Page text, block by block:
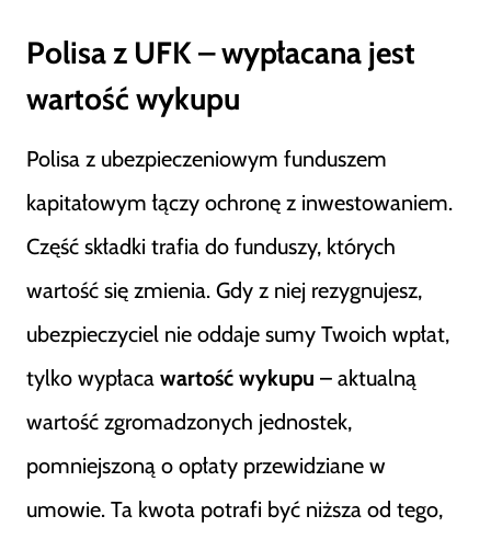
Polisa z UFK – wypłacana jest
wartość wykupu
Polisa z ubezpieczeniowym funduszem
kapitałowym łączy ochronę z inwestowaniem.
Część składki trafia do funduszy, których
wartość się zmienia. Gdy z niej rezygnujesz,
ubezpieczyciel nie oddaje sumy Twoich wpłat,
tylko wypłaca wartość wykupu – aktualną
wartość zgromadzonych jednostek,
pomniejszoną o opłaty przewidziane w
umowie. Ta kwota potrafi być niższa od tego,